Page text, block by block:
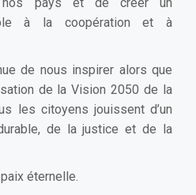
à la coopération et à
de nous inspirer alors que
de la Vision 2050 de la
les citoyens jouissent d’un
de la justice et de la
éternelle.